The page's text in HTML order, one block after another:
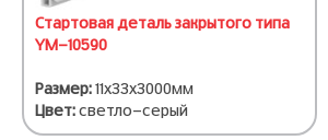
Стартовая деталь закрытого типа
YM-10590
Размер: 11х33х3000мм
Цвет: светло-серый